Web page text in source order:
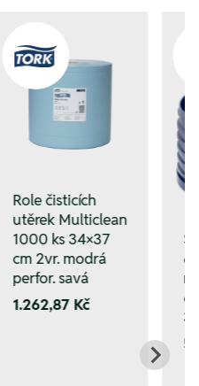
Role čisticích
utěrek Multiclean
1000 ks 34×37
cm 2vr. modrá
perfor. savá
1.262,87 Kč